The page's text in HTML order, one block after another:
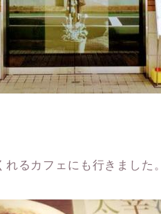
るカフェにも行きました。